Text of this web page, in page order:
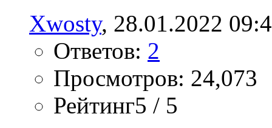
Xwosty‎, 28.01.2022
Ответов: 2
Просмотров: 24,073
Рейтинг5 / 5